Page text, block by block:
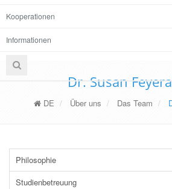
Kooperationen
Informationen
Dr. Susan
DE Über uns Das Team
Philosophie
Studienbetreuung